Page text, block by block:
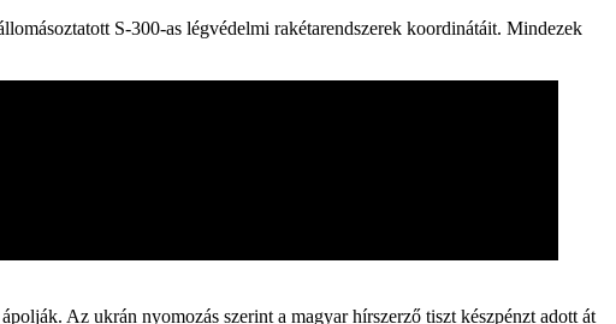
S-300-as légvédelmi rakétarendszerek koordinátáit. Mindezek
Az ukrán nyomozás szerint a magyar hírszerző tiszt készpénzt adott át